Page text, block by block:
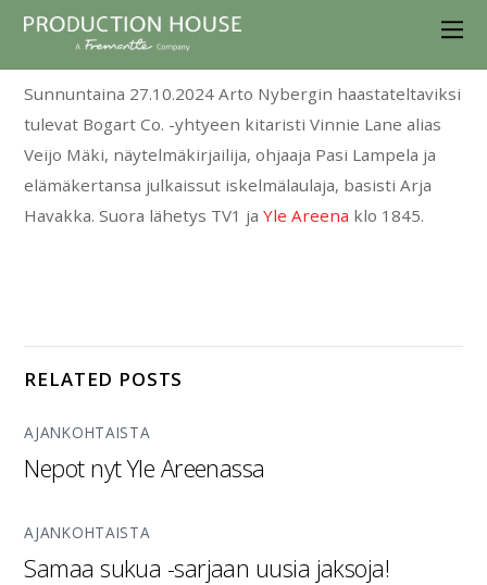
Sunnuntaina 27.10.2024 Arto Nybergin haastateltaviksi
tulevat Bogart Co. -yhtyeen kitaristi Vinnie Lane alias
Veijo Mäki, näytelmäkirjailija, ohjaaja Pasi Lampela ja
elämäkertansa julkaissut iskelmälaulaja, basisti Arja
Havakka. Suora lähetys TV1 jaYle Areena klo 1845.
RELATED POSTS
AJANKOHTAISTA
Nepot nyt Yle Areenassa
AJANKOHTAISTA
Samaa sukua -sarjaan uusia jaksoja!